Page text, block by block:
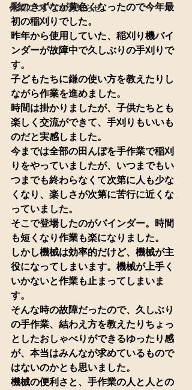
作業についてのお知らせ
彩のきずなが黄色くなったので今年最
初の稲刈りでした。
昨年から使用していた、稲刈り機バイ
ンダーが故障中で久しぶりの手刈りで
す。
子どもたちに鎌の使い方を教えたりし
ながら作業を進めました。
時間は掛かりましたが、子供たちとも
楽しく交流ができて、手刈りもいいも
のだと実感しました。
今までは全部の田んぼを手作業で稲刈
りをやっていましたが、いつまでもい
つまでも終わらなくて次第に人も少な
くなり、楽しさが次第に苦行に近くな
っていました。
そこで登場したのがバインダー。時間
も短くなり作業も楽になりました。
しかし機械は効率的だけど、機械が主
役になってしまいます。機械が上手く
いかないと作業も止まってしまいま
す。
そんな時の故障だったので、久しぶり
の手作業、結わえ方を教えたりちょっ
としたおしゃべりができるゆったり感
が、本当はみんなが求めているもので
はないのかとも思いました。
機械の便利さと、手作業の人と人との